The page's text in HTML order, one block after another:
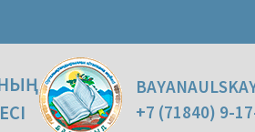
+7 (71840) 9-